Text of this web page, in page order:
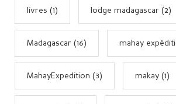
livres (1) lodge madagascar (2)
Madagascar (16) mahay
MahayExpedition (3) makay (1)